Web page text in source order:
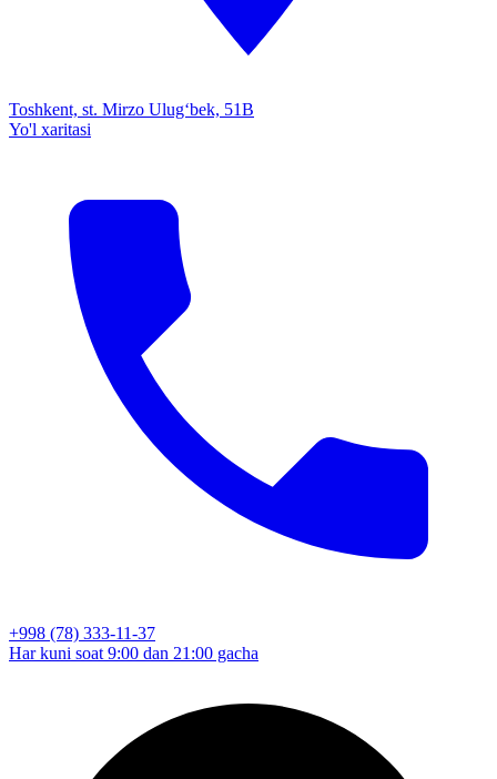
Toshkent, st. Mirzo Ulug‘bek, 51B
Yo'l xaritasi
+998 (78) 333-11-37
Har kuni soat 9:00 dan 21:00 gacha